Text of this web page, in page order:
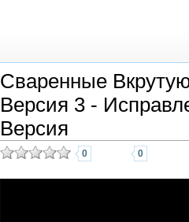
Сваренные
Версия 3 -
Версия
0 0